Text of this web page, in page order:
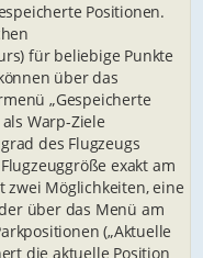
Positionen.
für beliebige Punkte
über das
„Gespeicherte
Warp-Ziele
des Flugzeugs
exakt am
zwei Möglichkeiten, eine
über das Menü am
(„Aktuelle
die aktuelle Position